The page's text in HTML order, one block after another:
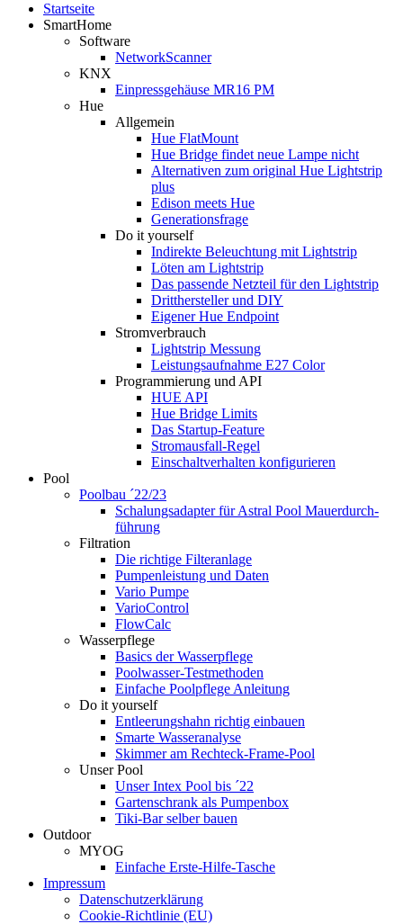
Startseite
SmartHome
Software
NetworkScanner
KNX
Einpressgehäuse MR16 PM
Hue
Allgemein
Hue FlatMount
Hue Bridge findet neue Lampe nicht
Alternativen zum original Hue Lightstrip
plus
Edison meets Hue
Generationsfrage
Do it yourself
Indirekte Beleuchtung mit Lightstrip
Löten am Lightstrip
Das passende Netzteil für den Lightstrip
Dritthersteller und DIY
Eigener Hue Endpoint
Stromverbrauch
Lightstrip Messung
Leistungsaufnahme E27 Color
Programmierung und API
HUE API
Hue Bridge Limits
Das Startup-Feature
Stromausfall-Regel
Einschaltverhalten konfigurieren
Pool
Poolbau ´22/23
Schalungs­adapter für Astral Pool Mauer­durch­
führung
Filtration
Die richtige Filter­anlage
Pumpenleistung und Daten
Vario Pumpe
Vario­Control
FlowCalc
Wasserpflege
Basics der Wasserpflege
Poolwasser-Testmethoden
Einfache Poolpflege Anleitung
Do it yourself
Ent­leerungs­hahn richtig einbauen
Smarte Wasseranalyse
Skimmer am Rechteck-Frame-Pool
Unser Pool
Unser Intex Pool bis ´22
Gartenschrank als Pumpenbox
Tiki-Bar selber bauen
Outdoor
MYOG
Einfache Erste-Hilfe-Tasche
Impressum
Datenschutzerklärung
Cookie-Richtlinie (EU)